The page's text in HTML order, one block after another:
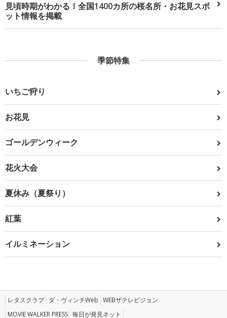
見頃時期がわかる！全国1400カ所の桜名所・お花見スポ
ット情報を掲載
季節特集
いちご狩り
お花見
ゴールデンウィーク
花火大会
夏休み（夏祭り）
紅葉
イルミネーション
レタスクラブ ダ・ヴィンチWeb WEBザテレビジョン
MOVIE WALKER PRESS 毎日が発見ネット